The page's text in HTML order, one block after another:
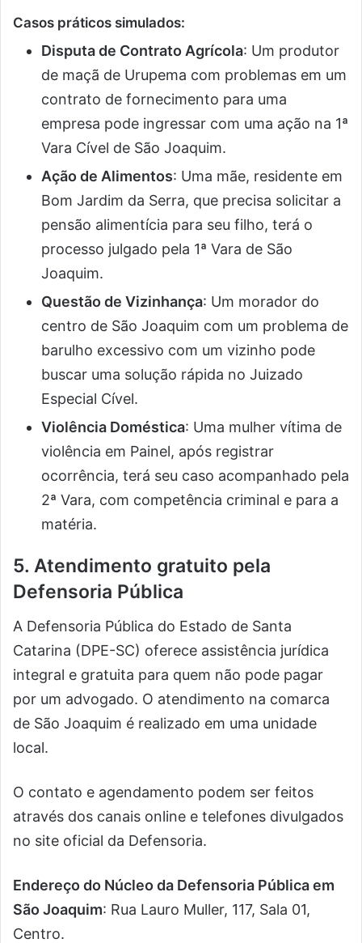
Casos práticos simulados:
Disputa de Contrato Agrícola: Um produtor
de maçã de Urupema com problemas em um
contrato de fornecimento para uma
empresa pode ingressar com uma ação na 1ª
Vara Cível de São Joaquim.
Ação de Alimentos: Uma mãe, residente em
Bom Jardim da Serra, que precisa solicitar a
pensão alimentícia para seu filho, terá o
processo julgado pela 1ª Vara de São
Joaquim.
Questão de Vizinhança: Um morador do
centro de São Joaquim com um problema de
barulho excessivo com um vizinho pode
buscar uma solução rápida no Juizado
Especial Cível.
Violência Doméstica: Uma mulher vítima de
violência em Painel, após registrar
ocorrência, terá seu caso acompanhado pela
2ª Vara, com competência criminal e para a
matéria.
5. Atendimento gratuito pela
Defensoria Pública
A Defensoria Pública do Estado de Santa
Catarina (DPE-SC) oferece assistência jurídica
integral e gratuita para quem não pode pagar
por um advogado. O atendimento na comarca
de São Joaquim é realizado em uma unidade
local.
O contato e agendamento podem ser feitos
através dos canais online e telefones divulgados
no site oficial da Defensoria.
Endereço do Núcleo da Defensoria Pública em
São Joaquim: Rua Lauro Muller, 117, Sala 01,
Centro.